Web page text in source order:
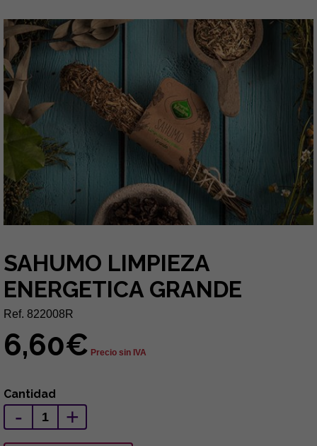
SAHUMO LIMPIEZA
ENERGETICA GRANDE
Ref. 822008R
6,60€ Precio sin IVA
Cantidad
- +